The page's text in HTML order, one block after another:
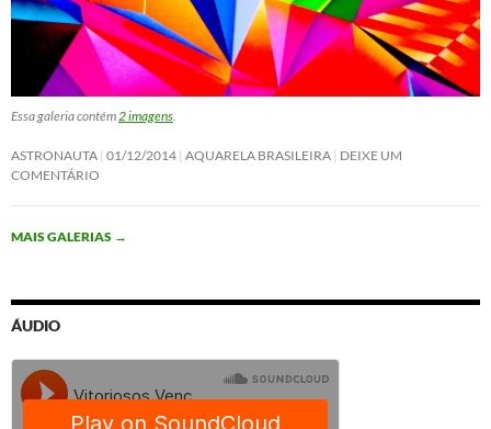
Essa galeria contém2 imagens.
ASTRONAUTA 01/12/2014 AQUARELA BRASILEIRA DEIXE UM
COMENTÁRIO
MAIS GALERIAS →
ÁUDIO